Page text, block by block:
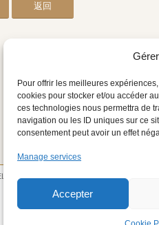
Pour offrir les meilleures
cookies pour stocker et/ou accéder
ces technologies nous permettra de
navigation ou les ID uniques sur ce
consentement peut avoir un effet
Manage services
Accepter
返回